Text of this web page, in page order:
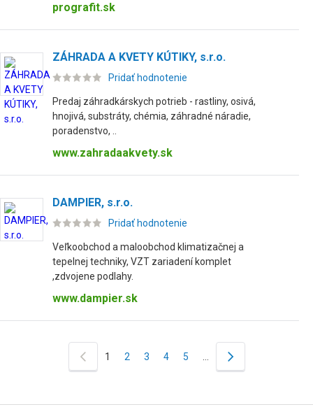
prografit.sk
ZÁHRADA A KVETY KÚTIKY, s.r.o.
Pridať hodnotenie
Predaj záhradkárskych potrieb - rastliny, osivá,
hnojivá, substráty, chémia, záhradné náradie,
poradenstvo, ..
www.zahradaakvety.sk
DAMPIER, s.r.o.
Pridať hodnotenie
Veľkoobchod a maloobchod klimatizačnej a
tepelnej techniky, VZT zariadení komplet
,zdvojene podlahy.
www.dampier.sk
1 2 3 4 5